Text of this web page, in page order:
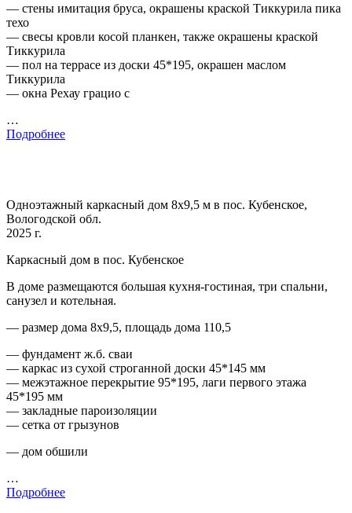
— стены имитация бруса, окрашены краской Тиккурила пика
техо
— свесы кровли косой планкен, также окрашены краской
Тиккурила
— пол на террасе из доски 45*195, окрашен маслом
Тиккурила
— окна Рехау грацио с
…
Подробнее
Одноэтажный каркасный дом 8х9,5 м в пос. Кубенское,
Вологодской обл.
2025 г.
Каркасный дом в пос. Кубенское
В доме размещаются большая кухня-гостиная, три спальни,
санузел и котельная.
— размер дома 8х9,5, площадь дома 110,5
— фундамент ж.б. сваи
— каркас из сухой строганной доски 45*145 мм
— межэтажное перекрытие 95*195, лаги первого этажа
45*195 мм
— закладные пароизоляции
— сетка от грызунов
— дом обшили
…
Подробнее